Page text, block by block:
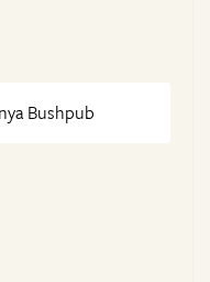
Bushpub